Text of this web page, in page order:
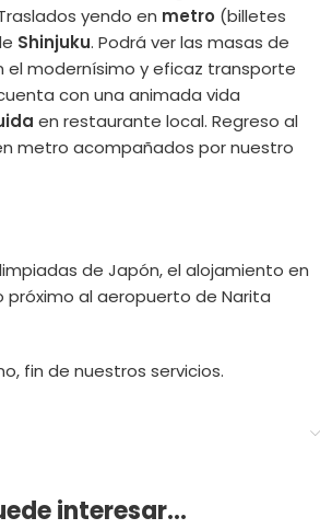
yendo en metro (billetes
Shinjuku. Podrá ver las masas de
el modernísimo y eficaz transporte
con una animada vida
en restaurante local. Regreso al
metro acompañados por nuestro
de Japón, el alojamiento en
próximo al aeropuerto de Narita
fin de nuestros servicios.
interesar...